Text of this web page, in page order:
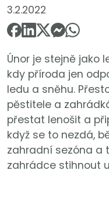
3.2.2022
Únor je stejně jako
kdy příroda jen
ledu a sněhu.
pěstitele a
přestat lenošit a
když se to nezdá,
zahradní sezóna a
zahrádce stihnout